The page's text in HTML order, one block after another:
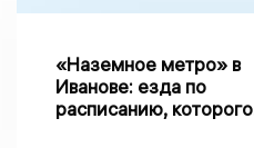
«Наземное метро» в
Иванове: езда по
расписанию, которого